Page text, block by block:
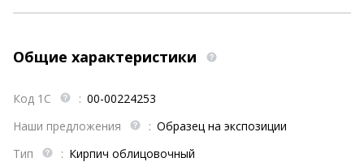
Общие характеристики
Код 1С : 00-00224253
Наши предложения
: Образец на экспозиции
Тип
: Кирпич облицовочный